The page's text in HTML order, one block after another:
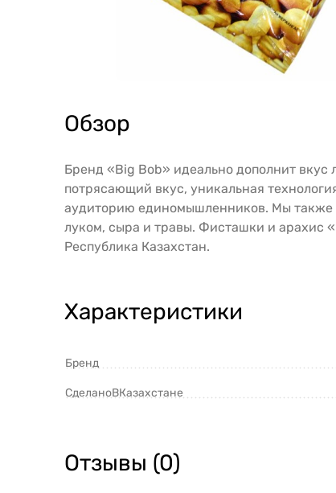
Обзор
Бренд «Big Bob» идеально дополнит вкус
потрясающий вкус, уникальная
аудиторию единомышленников. Мы также
луком, сыра и травы. Фисташки и арахис
Республика Казахстан.
Характеристики
Бренд
СделаноВКазахстане
Отзывы (0)